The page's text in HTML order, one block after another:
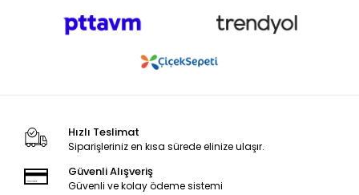
Hızlı Teslimat
Siparişleriniz en kısa sürede elinize ulaşır.
Güvenli Alışveriş
Güvenli ve kolay ödeme sistemi